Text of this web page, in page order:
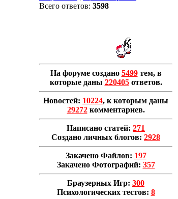
Всего ответов: 3598
На форуме создано 5499тем, в
которые даны 220405ответов.
Новостей: 10224, к которым даны
29272комментариев.
Написано статей: 271
Создано личных блогов: 2928
Закачено Файлов: 197
Закачено Фотографий: 357
Браузерных Игр: 300
Психологических тестов: 8